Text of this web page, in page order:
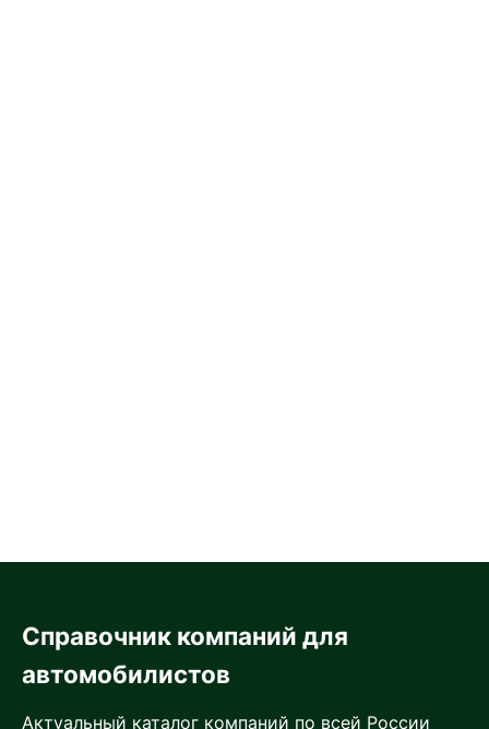
Справочник компаний для
автомобилистов
Актуальный каталог компаний по всей России